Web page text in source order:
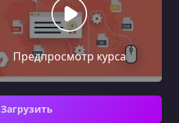
Предпросмотр курса
Загрузить